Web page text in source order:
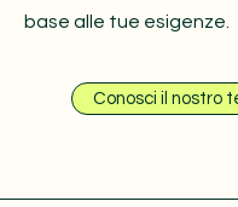
base alle tue esigenze.
Conosci il nostro